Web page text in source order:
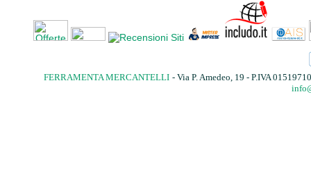
FERRAMENTA MERCANTELLI - Via P. Amedeo, 19 - P.IVA